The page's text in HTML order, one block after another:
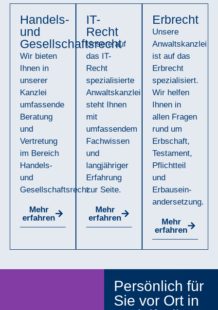
Handels-
und
Gesellschaftsrecht
Wir bieten
Ihnen in
unserer
Kanzlei
umfassende
Beratung
und
Vertretung
im Bereich
Handels-
und
Gesellschaftsrecht.
Mehr
erfahren
IT-
Recht
Unsere auf
das IT-
Recht
spezialisierte
Anwaltskanzlei
steht Ihnen
mit
umfassendem
Fachwissen
und
langjähriger
Erfahrung
zur Seite.
Mehr
erfahren
Erbrecht
Unsere
Anwaltskanzlei
ist auf das
Erbrecht
spezialisiert.
Wir helfen
Ihnen in
allen Fragen
rund um
Erbschaft,
Testament,
Pflichtteil
und
Erbausein-
andersetzung.
Mehr
erfahren
Persönlich für
Sie vor Ort in